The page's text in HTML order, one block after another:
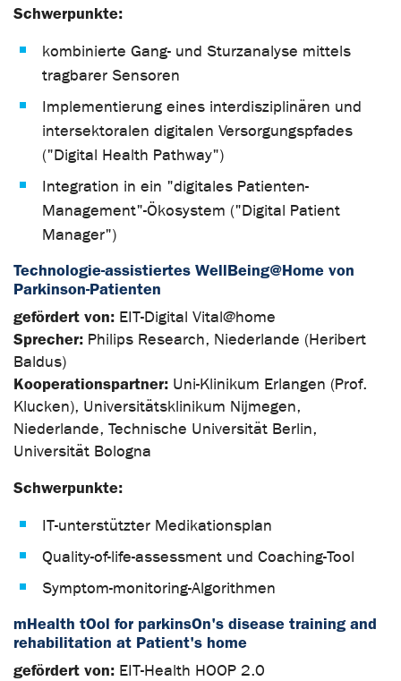
Schwerpunkte:
kombinierte Gang- und Sturzanalyse mittels
tragbarer Sensoren
Implementierung eines interdisziplinären und
intersektoralen digitalen Versorgungspfades
("Digital Health Pathway")
Integration in ein "digitales Patienten-
Management"-Ökosystem ("Digital Patient
Manager")
Technologie-assistiertes WellBeing@Home von
Parkinson-Patienten
gefördert von: EIT-Digital Vital@home
Sprecher: Philips Research, Niederlande (Heribert
Baldus)
Kooperationspartner: Uni-Klinikum Erlangen (Prof.
Klucken), Universitätsklinikum Nijmegen,
Niederlande, Technische Universität Berlin,
Universität Bologna
Schwerpunkte:
IT-unterstützter Medikationsplan
Quality-of-life-assessment und Coaching-Tool
Symptom-monitoring-Algorithmen
mHealth tOol for parkinsOn's disease training and
rehabilitation at Patient's home
gefördert von: EIT-Health HOOP 2.0